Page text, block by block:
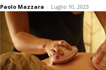
Paolo Mazzara - Luglio 10, 2023